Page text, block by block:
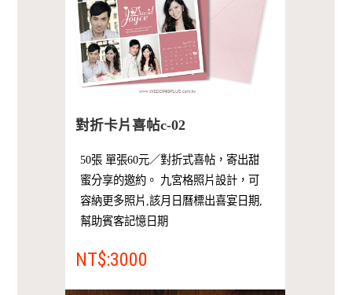
對折卡片喜帖c-02
50張 單張60元／對折式喜帖，寄出甜
蜜分享的邀約。 九宮格照片設計，可
容納更多照片,該月日曆標出喜宴日期,
幫助賓客記憶日期
NT$:3000